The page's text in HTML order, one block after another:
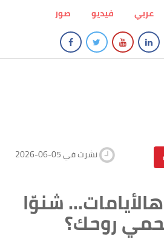
صور فيديو عربي
2026-06-05 نشرت في
شنوّا
روحك؟